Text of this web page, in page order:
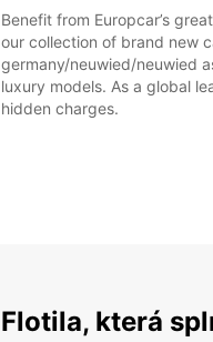
Benefit from Europcar’s
our collection of brand new
germany/neuwied/neuwied
luxury models. As a global
hidden charges.
Flotila, která